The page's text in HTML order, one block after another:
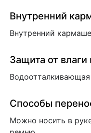
Внутренний
Внутренний
Защита от влаги
Способы
Можно носить в